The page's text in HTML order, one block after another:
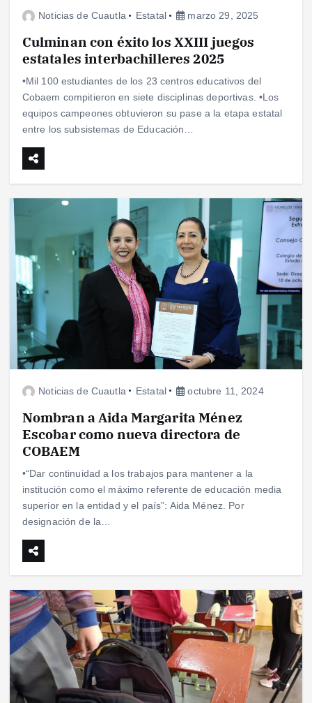
Noticias de Cuautla Estatal marzo 29, 2025
Culminan con éxito los XXIII juegos
estatales interbachilleres 2025
•Mil 100 estudiantes de los 23 centros educativos del
Cobaem compitieron en siete disciplinas deportivas. •Los
equipos campeones obtuvieron su pase a la etapa estatal
entre los subsistemas de Educación…
Noticias de Cuautla Estatal octubre 11, 2024
Nombran a Aida Margarita Ménez
Escobar como nueva directora de
COBAEM
•“Dar continuidad a los trabajos para mantener a la
institución como el máximo referente de educación media
superior en la entidad y el país”: Aida Ménez. Por
designación de la…